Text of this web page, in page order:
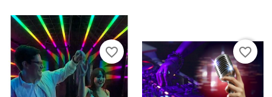
favorite_border favorite_border